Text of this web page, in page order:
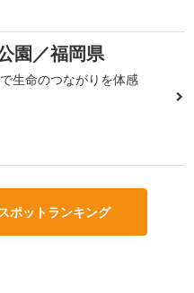
園／福岡県
生命のつながりを体感
ポットランキング